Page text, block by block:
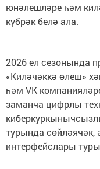
юнәлешләре һәм
күбрәк белә ала.
2026 ел сезонында
«Киләчәккә өлеш»
һәм VK
заманча цифрлы
турында сөйләячәк,
интерфейслары